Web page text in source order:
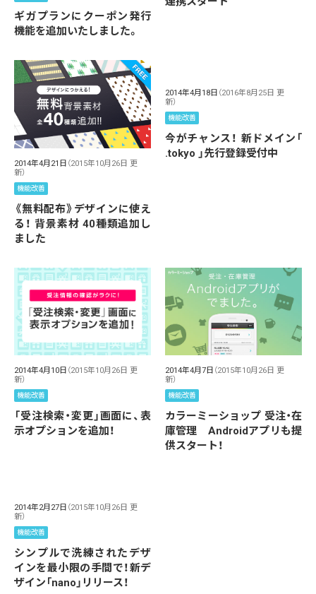
ギガプランにクーポン発行
機能を追加いたしました。
2014年4月21日 （2015年10月26日 更
新）
機能改善
《無料配布》デザインに使え
る！ 背景素材 40種類追加し
ました
2014年4月18日 （2016年8月25日 更
新）
機能改善
今がチャンス！ 新ドメイン「
.tokyo 」先行登録受付中
2014年4月10日 （2015年10月26日 更
新）
機能改善
「受注検索・変更」画面に、表
示オプションを追加！
2014年4月7日 （2015年10月26日 更
新）
機能改善
カラーミーショップ 受注・在
庫管理 Androidアプリも提
供スタート！
2014年2月27日 （2015年10月26日 更
新）
機能改善
シンプルで洗練されたデザ
インを最小限の手間で！新デ
ザイン「nano」リリース！